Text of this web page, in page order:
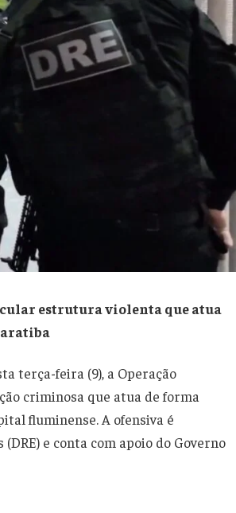
estrutura violenta que atua
terça-feira (9), a Operação
criminosa que atua de forma
fluminense. A ofensiva é
e conta com apoio do Governo